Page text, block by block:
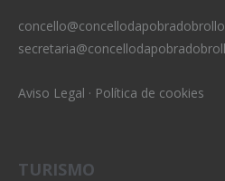
Aviso Legal · Política de cookies
TURISMO